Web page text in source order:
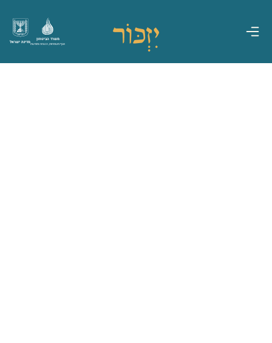
מדינת ישראל
משרד הביטחון
אגף משפחות, הנצחה ומורשת